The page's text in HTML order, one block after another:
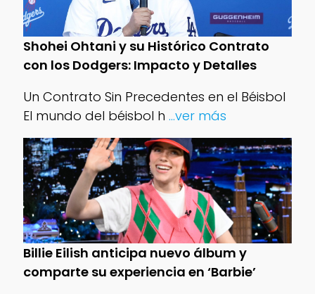
Shohei Ohtani y su Histórico Contrato
con los Dodgers: Impacto y Detalles
Un Contrato Sin Precedentes en el Béisbol
El mundo del béisbol h ...ver más
Billie Eilish anticipa nuevo álbum y
comparte su experiencia en ‘Barbie’